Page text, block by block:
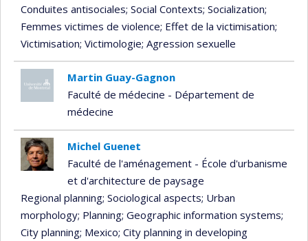
Conduites antisociales; Social Contexts; Socialization;
Femmes victimes de violence; Effet de la victimisation;
Victimisation; Victimologie; Agression sexuelle
Martin Guay-Gagnon
Faculté de médecine - Département de
médecine
Michel Guenet
Faculté de l'aménagement - École d'urbanisme
et d'architecture de paysage
Regional planning; Sociological aspects; Urban
morphology; Planning; Geographic information systems;
City planning; Mexico; City planning in developing